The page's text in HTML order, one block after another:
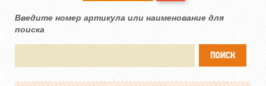
Введите номер артикула или наименование для
поиска